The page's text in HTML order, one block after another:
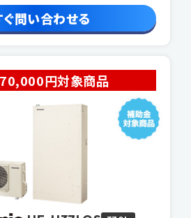
ぐ問い合わせる
円対象商品